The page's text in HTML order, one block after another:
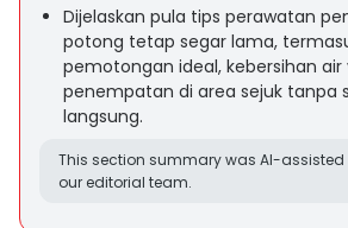
Dijelaskan pula tips perawatan
potong tetap segar lama,
pemotongan ideal, kebersihan air
penempatan di area sejuk tanpa
langsung.
This section summary was AI-
our editorial team.